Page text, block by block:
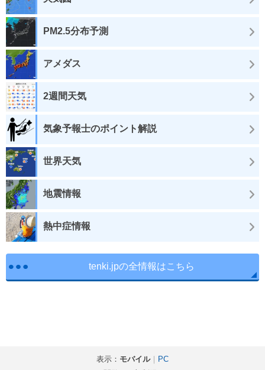
PM2.5分布予測
アメダス
2週間天気
気象予報士のポイント解説
世界天気
地震情報
熱中症情報
tenki.jpの全情報はこちら
表示： モバイル｜
PC